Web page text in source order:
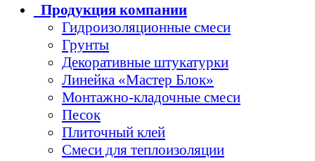
Продукция компании
Гидроизоляционные смеси
Грунты
Декоративные штукатурки
Линейка «Мастер Блок»
Монтажно-кладочные смеси
Песок
Плиточный клей
Смеси для теплоизоляции